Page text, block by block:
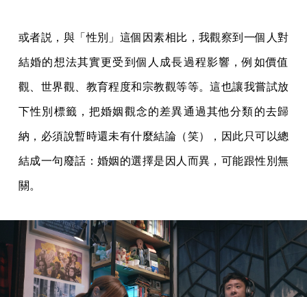
或者説，與「性別」這個因素相比，我觀察到一個人對
結婚的想法其實更受到個人成長過程影響，例如價值
觀、世界觀、教育程度和宗教觀等等。這也讓我嘗試放
下性別標籤，把婚姻觀念的差異通過其他分類的去歸
納，必須說暫時還未有什麼結論（笑），因此只可以總
結成一句廢話：婚姻的選擇是因人而異，可能跟性別無
關。